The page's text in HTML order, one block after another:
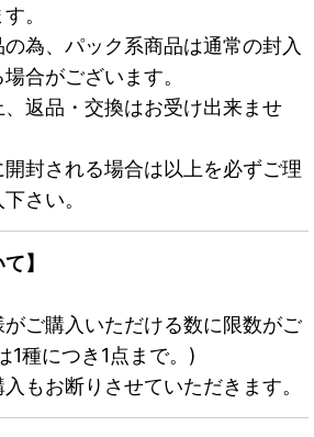
。
為、パック系商品は通常の封入
合がございます。
返品・交換はお受け出来ませ
封される場合は以上を必ずご理
さい。
】
ご購入いただける数に限数がご
1種につき1点まで。)
もお断りさせていただきます。